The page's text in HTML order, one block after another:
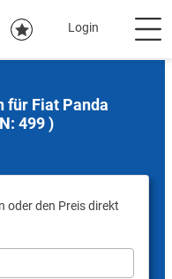
Login
für Fiat Panda
499 )
oder den Preis direkt